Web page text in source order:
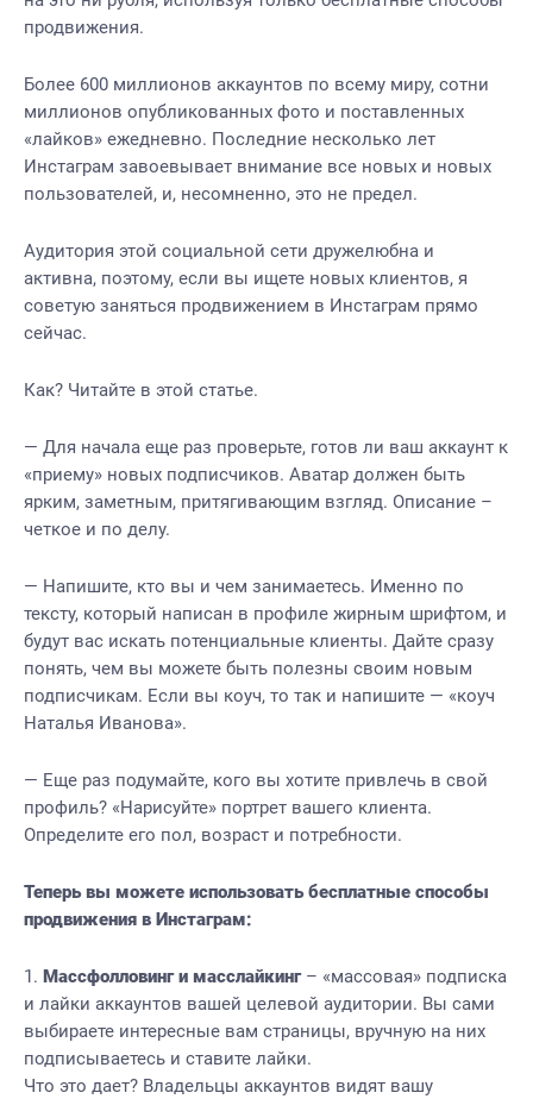
продвижения.
Более 600 миллионов аккаунтов по всему миру, сотни
миллионов опубликованных фото и поставленных
«лайков» ежедневно. Последние несколько лет
Инстаграм завоевывает внимание все новых и новых
пользователей, и, несомненно, это не предел.
Аудитория этой социальной сети дружелюбна и
активна, поэтому, если вы ищете новых клиентов, я
советую заняться продвижением в Инстаграм прямо
сейчас.
Как? Читайте в этой статье.
— Для начала еще раз проверьте, готов ли ваш аккаунт к
«приему» новых подписчиков. Аватар должен быть
ярким, заметным, притягивающим взгляд. Описание –
четкое и по делу.
— Напишите, кто вы и чем занимаетесь. Именно по
тексту, который написан в профиле жирным шрифтом, и
будут вас искать потенциальные клиенты. Дайте сразу
понять, чем вы можете быть полезны своим новым
подписчикам. Если вы коуч, то так и напишите — «коуч
Наталья Иванова».
— Еще раз подумайте, кого вы хотите привлечь в свой
профиль? «Нарисуйте» портрет вашего клиента.
Определите его пол, возраст и потребности.
Теперь вы можете использовать бесплатные способы
продвижения в Инстаграм:
Массфолловинг и масслайкинг– «массовая» подписка
и лайки аккаунтов вашей целевой аудитории. Вы сами
выбираете интересные вам страницы, вручную на них
подписываетесь и ставите лайки.
Что это дает? Владельцы аккаунтов видят вашу